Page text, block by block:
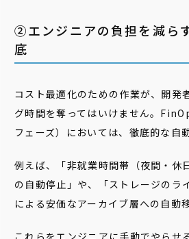
②エンジニアの負担を減ら
底
コスト最適化のための作業が、開発
グ時間を奪ってはいけません。
フェーズ）においては、徹底的な自
例えば、「非就業時間帯（夜間・休
の自動停止」や、「ストレージのラ
による安価なアーカイブ層への自動
これらをエンジニアに手動でやらせ